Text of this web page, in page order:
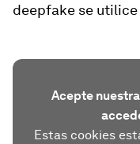
deepfake se
Acepte
Estas cookies